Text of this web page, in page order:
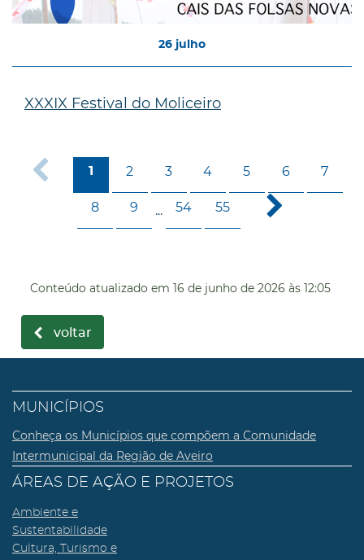
26 julho
XXXIX Festival do Moliceiro
1 2 3 4 5 6 7
8 9 ... 54 55
Conteúdo atualizado em 16 de junho de 2026 às 12:05
voltar
MUNICÍPIOS
Conheça os Municípios que compõem a Comunidade
Intermunicipal da Região de Aveiro
ÁREAS DE AÇÃO E PROJETOS
Ambiente e
Sustentabilidade
Cultura, Turismo e